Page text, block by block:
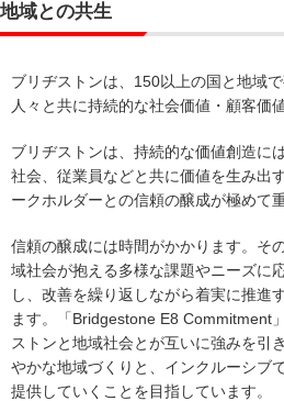
地域との共生
ブリヂストンは、150以上の国と地域
人々と共に持続的な社会価値・顧客価
ブリヂストンは、持続的な価値創造に
社会、従業員などと共に価値を生み出
ークホルダーとの信頼の醸成が極めて
信頼の醸成には時間がかかります。そ
域社会が抱える多様な課題やニーズに
し、改善を繰り返しながら着実に推進
ます。「Bridgestone E8 Commitment
ストンと地域社会とが互いに強みを引
やかな地域づくりと、インクルーシブ
提供していくことを目指しています。